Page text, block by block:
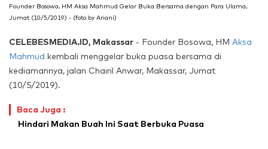
Founder Bosowa, HM Aksa Mahmud Gelar Buka Bersama dengan Para Ulama,
Jumat (10/5/2019) - (foto by Ariani)
CELEBESMEDIA.ID, Makassar - Founder Bosowa, HM Aksa
Mahmud kembali menggelar buka puasa bersama di
kediamannya, jalan Chairil Anwar, Makassar, Jumat
(10/5/2019).
Baca Juga :
Hindari Makan Buah Ini Saat Berbuka Puasa